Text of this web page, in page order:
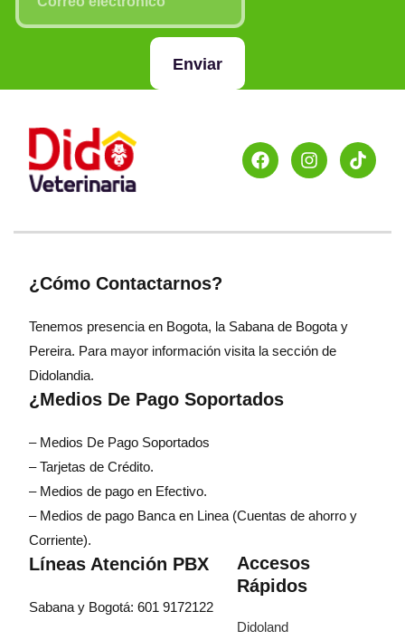
Enviar
¿Cómo Contactarnos?
Tenemos presencia en Bogota, la Sabana de Bogota y
Pereira. Para mayor información visita la sección de
Didolandia.
¿Medios De Pago Soportados
– Medios De Pago Soportados
– Tarjetas de Crédito.
– Medios de pago en Efectivo.
– Medios de pago Banca en Linea (Cuentas de ahorro y
Corriente).
Líneas Atención PBX
Sabana y Bogotá: 601 9172122
Accesos
Rápidos
Didoland